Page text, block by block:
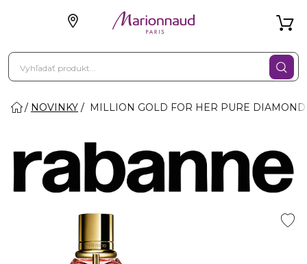
NOVINKY MILLION GOLD FOR HER PURE